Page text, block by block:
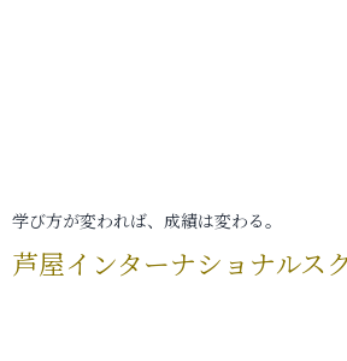
学び方が変われば、成績は変わる。
芦屋インターナショナルス